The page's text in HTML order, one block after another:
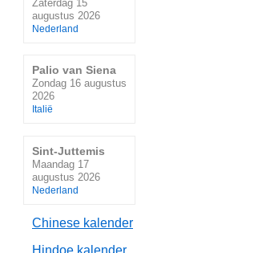
Zaterdag 15
augustus 2026
Nederland
Palio van Siena
Zondag 16 augustus
2026
Italië
Sint-Juttemis
Maandag 17
augustus 2026
Nederland
Chinese kalender
Hindoe kalender